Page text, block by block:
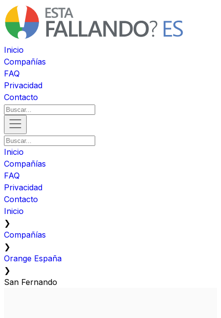
Inicio
Compañías
FAQ
Privacidad
Contacto
Inicio
Compañías
FAQ
Privacidad
Contacto
Inicio
❯
Compañías
❯
Orange España
❯
San Fernando